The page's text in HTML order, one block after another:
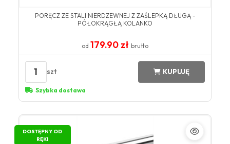
PORĘCZ ZE STALI NIERDZEWNEJ Z ZAŚLEPKĄ DŁUGĄ -
PÓŁOKRĄGŁĄ KOLANKO
od 179.90 zł brutto
1 szt KUPUJĘ
Szybka dostawa
DOSTĘPNY OD
RĘKI